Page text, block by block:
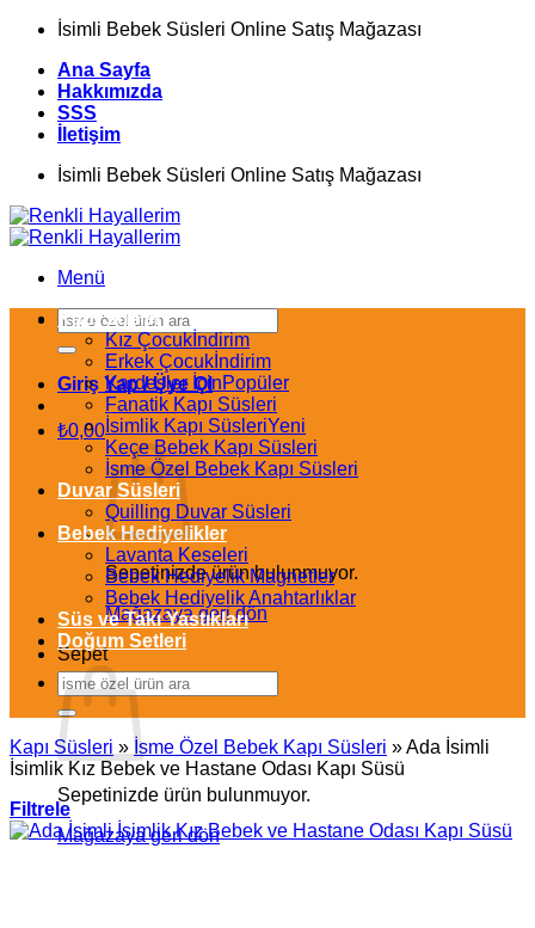
İçeriğeİsimli Bebek Süsleri Online Satış Mağazası
Ana Sayfa
Hakkımızda
SSS
İletişim
İsimli Bebek Süsleri Online Satış Mağazası
Menü
Ara:
Giriş Yap / Üye Ol
₺0,00
Sepetinizde ürün bulunmuyor.
Mağazaya geri dön
Sepet
Sepetinizde ürün bulunmuyor.
Mağazaya geri dön
Kapı Süsleri
Kız Çocuk
Erkek Çocuk
Kardeşler İçin
Fanatik Kapı Süsleri
İsimlik Kapı Süsleri
Keçe Bebek Kapı Süsleri
İsme Özel Bebek Kapı Süsleri
Duvar Süsleri
Quilling Duvar Süsleri
Bebek Hediyelikler
Lavanta Keseleri
Bebek Hediyelik Magnetler
Bebek Hediyelik Anahtarlıklar
Süs ve Takı Yastıkları
Doğum Setleri
Ara:
Kapı Süsleri » İsme Özel Bebek Kapı Süsleri »Ada İsimli
İsimlik Kız Bebek ve Hastane Odası Kapı Süsü
Filtrele